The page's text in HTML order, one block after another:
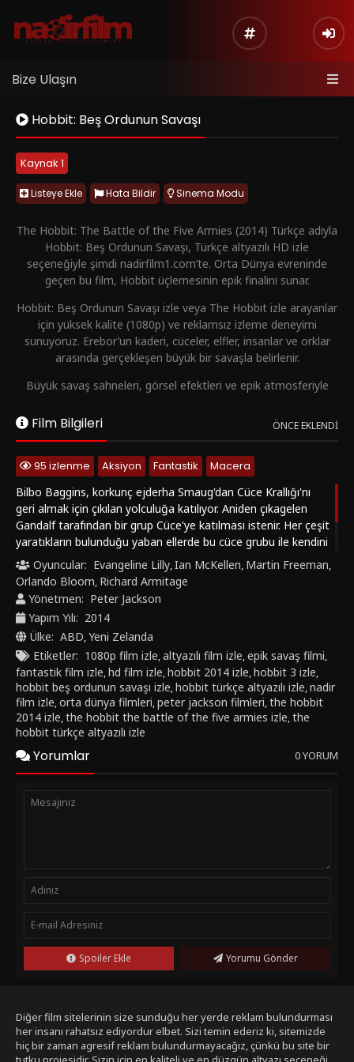
Bize Ulaşın
Hobbit: Beş Ordunun Savaşı
Kaynak 1
Listeye Ekle Hata Bildir Sinema Modu
The Hobbit: The Battle of the Five Armies (2014) Türkçe adıyla
Hobbit: Beş Ordunun Savaşı, Türkçe altyazılı HD izle
seçeneğiyle şimdi nadirfilm1.com’te. Orta Dünya evreninde
geçen bu film, Hobbit üçlemesinin epik finalini sunar.
Hobbit: Beş Ordunun Savaşı izle veya The Hobbit izle arayanlar
için yüksek kalite (1080p) ve reklamsız izleme deneyimi
sunuyoruz. Erebor’un kaderi, cüceler, elfler, insanlar ve orklar
arasında gerçekleşen büyük bir savaşla belirlenir.
Büyük savaş sahneleri, görsel efektleri ve epik atmosferiyle
Ordunun Savaşı), fantastik sinemanın unutulmaz finallerinden
Hobbit: Beş Ordunun Savaşı izle
The Hobbit izle
Hobbit 2014 Türkçe altyazılı izle
Fantastik film izle
HD film izle (1080p)
Gerçek sinema burada başlar.
Film Bilgileri ÖNCE EKLENDI
95 izlenme Aksiyon Fantastik
Macera
Bilbo Baggins, korkunç ejderha Smaug'dan Cüce Krallığı'nı
geri almak için çıkılan yolculuğa katılıyor. Aniden çıkagelen
Gandalf tarafından bir grup Cüce'ye katılması istenir. Her çeşit
yaratıkların bulunduğu yaban ellerde bu cüce grubu ile kendini
bir maceranın ortasında bulur. Erebor'a vardıktan ve Smaug
ile karşılaştıktan sonra Beş Ordu güçlerini birleştirerek, Orta
Dünya'nın kaderini belirleyecek bir savaşa başlar.
Oyuncular: Evangeline Lilly,Ian McKellen, Martin Freeman,
Orlando Bloom, Richard Armitage
Yönetmen: Peter Jackson
Yapım Yılı: 2014
Ülke: ABD,Yeni Zelanda
Etiketler: 1080p film izle,altyazılı film izle,epik savaş filmi,
fantastik film izle,hd film izle,hobbit 2014 izle,hobbit 3 izle,
hobbit beş ordunun savaşı izle,hobbit türkçe altyazılı izle,nadir
film izle,orta dünya filmleri,peter jackson filmleri,the hobbit
2014 izle,the hobbit the battle of the five armies izle,the
hobbit türkçe altyazılı izle
Yorumlar 0 YORUM
Spoiler Ekle Yorumu Gönder
Diğer film sitelerinin size sunduğu her yerde reklam bulundurması
her insanı rahatsız ediyordur elbet. Sizi temin ederiz ki, sitemizde
hiç bir zaman agresif reklam bulundurmayacağız, çünkü bu site bir